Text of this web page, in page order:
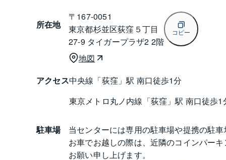
所在地
〒 167-0051
東京都杉並区荻窪５丁目
27-9 タイガープラザ2 2階
コピー
地図
アクセス中央線「荻窪」駅 南口徒歩1分
東京メトロ丸ノ内線「荻窪」駅 南口徒歩1
駐車場
当センターには専用の駐車場や提携の駐
お車でお越しの際は、近隣のコインパー
お願い申し上げます。